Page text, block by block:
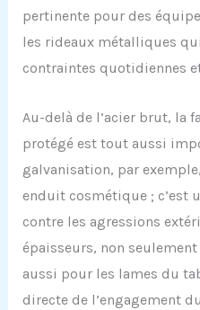
pertinente pour des
les rideaux métalliques
contraintes quotidiennes
Au-delà de l’acier brut, la
protégé est tout aussi
galvanisation, par
enduit cosmétique ; c’est
contre les agressions
épaisseurs, non
aussi pour les lames du
directe de l’engagement